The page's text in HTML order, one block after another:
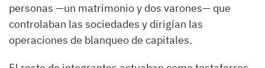
personas —un matrimonio y dos varones— que
controlaban las sociedades y dirigían las
operaciones de blanqueo de capitales.